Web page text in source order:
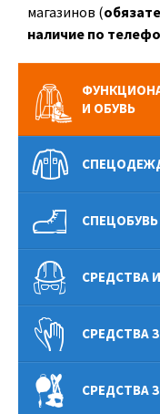
магазинов (
наличие по
И ОБУВЬ
СРЕДСТВА
СРЕДСТВА
СРЕДСТВА